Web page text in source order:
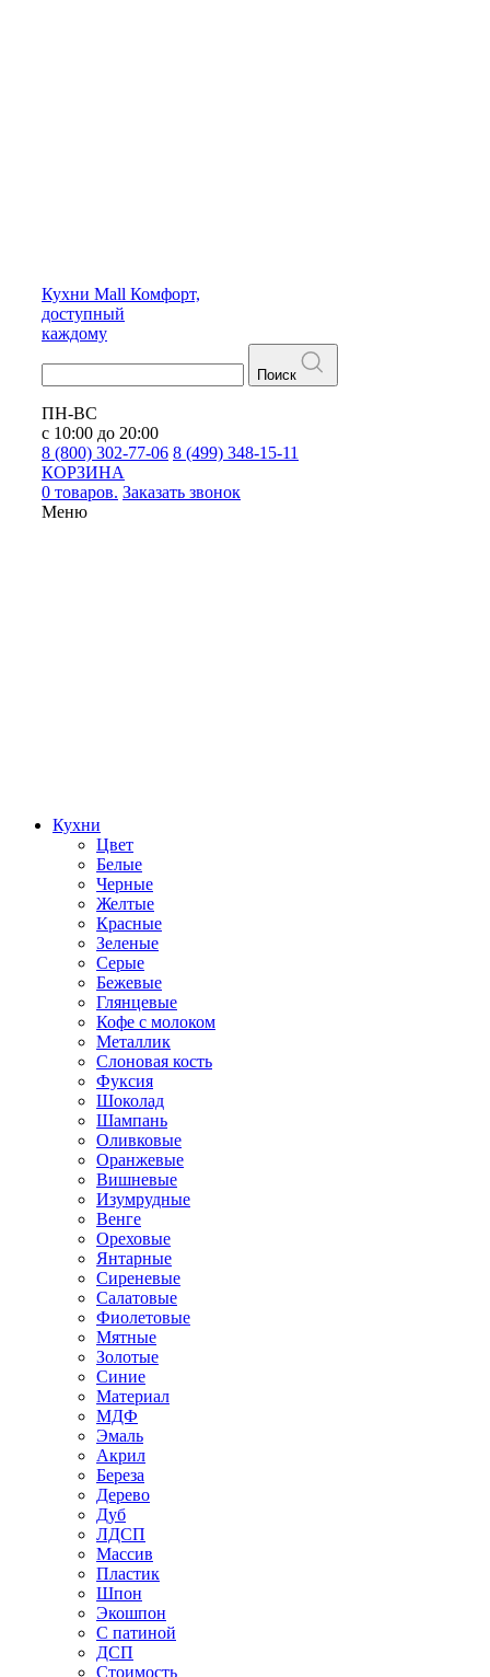
Кухни Mall Комфорт,
доступный
каждому
Поиск
ПН-ВС
с 10:00 до 20:00
8 (800) 302-77-06 8 (499) 348-15-11
КОРЗИНА
0 товаров. Заказать звонок
Меню
Кухни
Цвет
Белые
Черные
Желтые
Красные
Зеленые
Серые
Бежевые
Глянцевые
Кофе с молоком
Металлик
Слоновая кость
Фуксия
Шоколад
Шампань
Оливковые
Оранжевые
Вишневые
Изумрудные
Венге
Ореховые
Янтарные
Сиреневые
Салатовые
Фиолетовые
Мятные
Золотые
Синие
Материал
МДФ
Эмаль
Акрил
Береза
Дерево
Дуб
ЛДСП
Массив
Пластик
Шпон
Экошпон
С патиной
ДСП
Стоимость